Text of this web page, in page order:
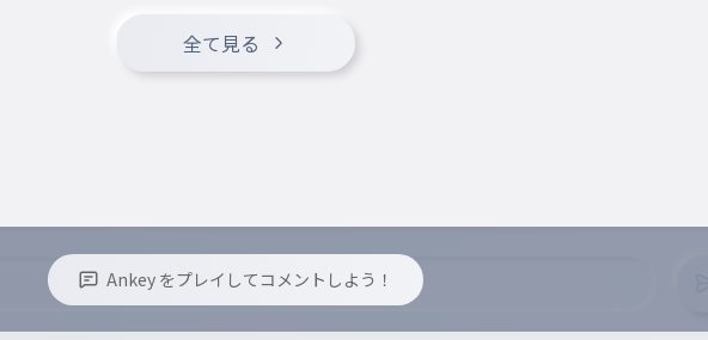
全て見る
Ankey をプレイしてコメントしよう！